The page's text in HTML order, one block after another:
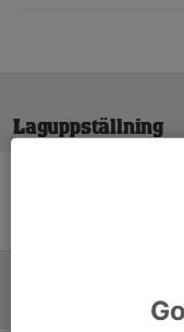
Laguppställning